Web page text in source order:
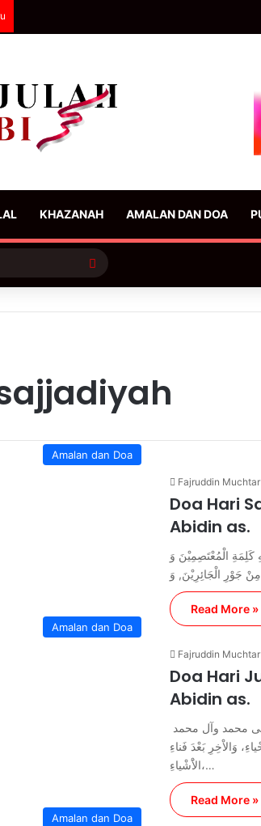
KHAZANAH AMALAN DAN DOA
Cari
Amalan dan Doa
Fajruddin
Doa Hari
Abidin as.
كَلِمَةِ الْمُعْتَصِمِيْنَ وَ
Read More »
Amalan dan Doa
Fajruddin
Doa Hari
Abidin as.
وَالاْخِرِ بَعْدَ فَناءِ
الاَْشْياءِ،…
Read More »
Amalan dan Doa